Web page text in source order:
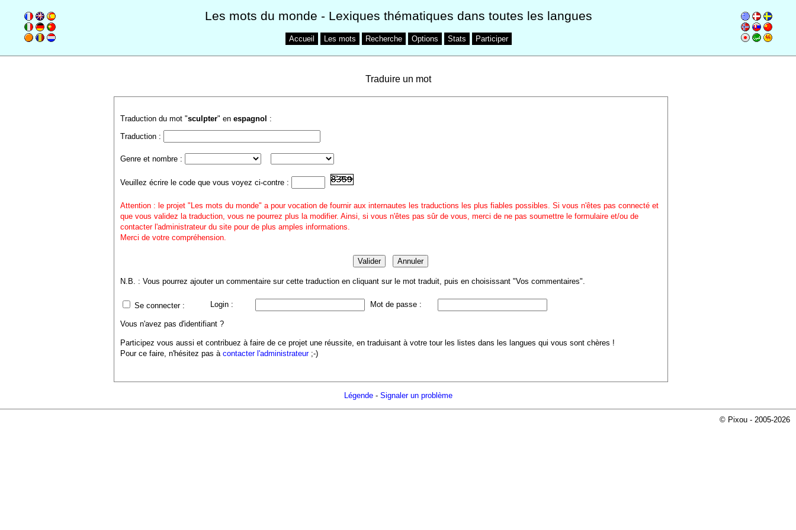
Les mots du monde - Lexiques thématiques dans toutes les langues
Accueil Les mots Recherche Options Stats Participer
Traduire un mot
Traduction du mot "sculpter" en espagnol :
Traduction :
Genre et nombre :
Veuillez écrire le code que vous voyez ci-contre :
Attention : le projet "Les mots du monde" a pour vocation de fournir aux internautes les traductions les plus fiables possibles. Si vous n'êtes pas connecté et
que vous validez la traduction, vous ne pourrez plus la modifier. Ainsi, si vous n'êtes pas sûr de vous, merci de ne pas soumettre le formulaire et/ou de
contacter l'administrateur du site pour de plus amples informations.
Merci de votre compréhension.
N.B. : Vous pourrez ajouter un commentaire sur cette traduction en cliquant sur le mot traduit, puis en choisissant "Vos commentaires".
Se connecter : Login : Mot de passe :
Vous n'avez pas d'identifiant ?
Participez vous aussi et contribuez à faire de ce projet une réussite, en traduisant à votre tour les listes dans les langues qui vous sont chères !
Pour ce faire, n'hésitez pas à contacter l'administrateur;-)
Légende- Signaler un problème
© Pixou - 2005-2026